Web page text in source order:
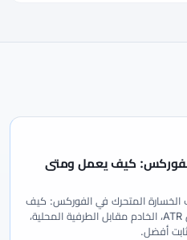
كيف يعمل ومتى
لأوامر وقف الخسارة المتحرك في الفوركس: كيف
يتحرك مع السعر، فرق النقاط مقابل ATR، الخادم مقابل الطرفية المحلية،
أفضل.